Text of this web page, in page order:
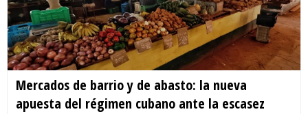
Mercados de barrio y de abasto: la nueva
apuesta del régimen cubano ante la escasez